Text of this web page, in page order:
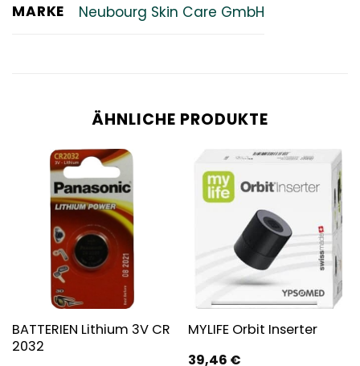
MARKE Neubourg Skin Care GmbH
ÄHNLICHE PRODUKTE
BATTERIEN Lithium 3V CR
2032
MYLIFE Orbit Inserter
39,46 €